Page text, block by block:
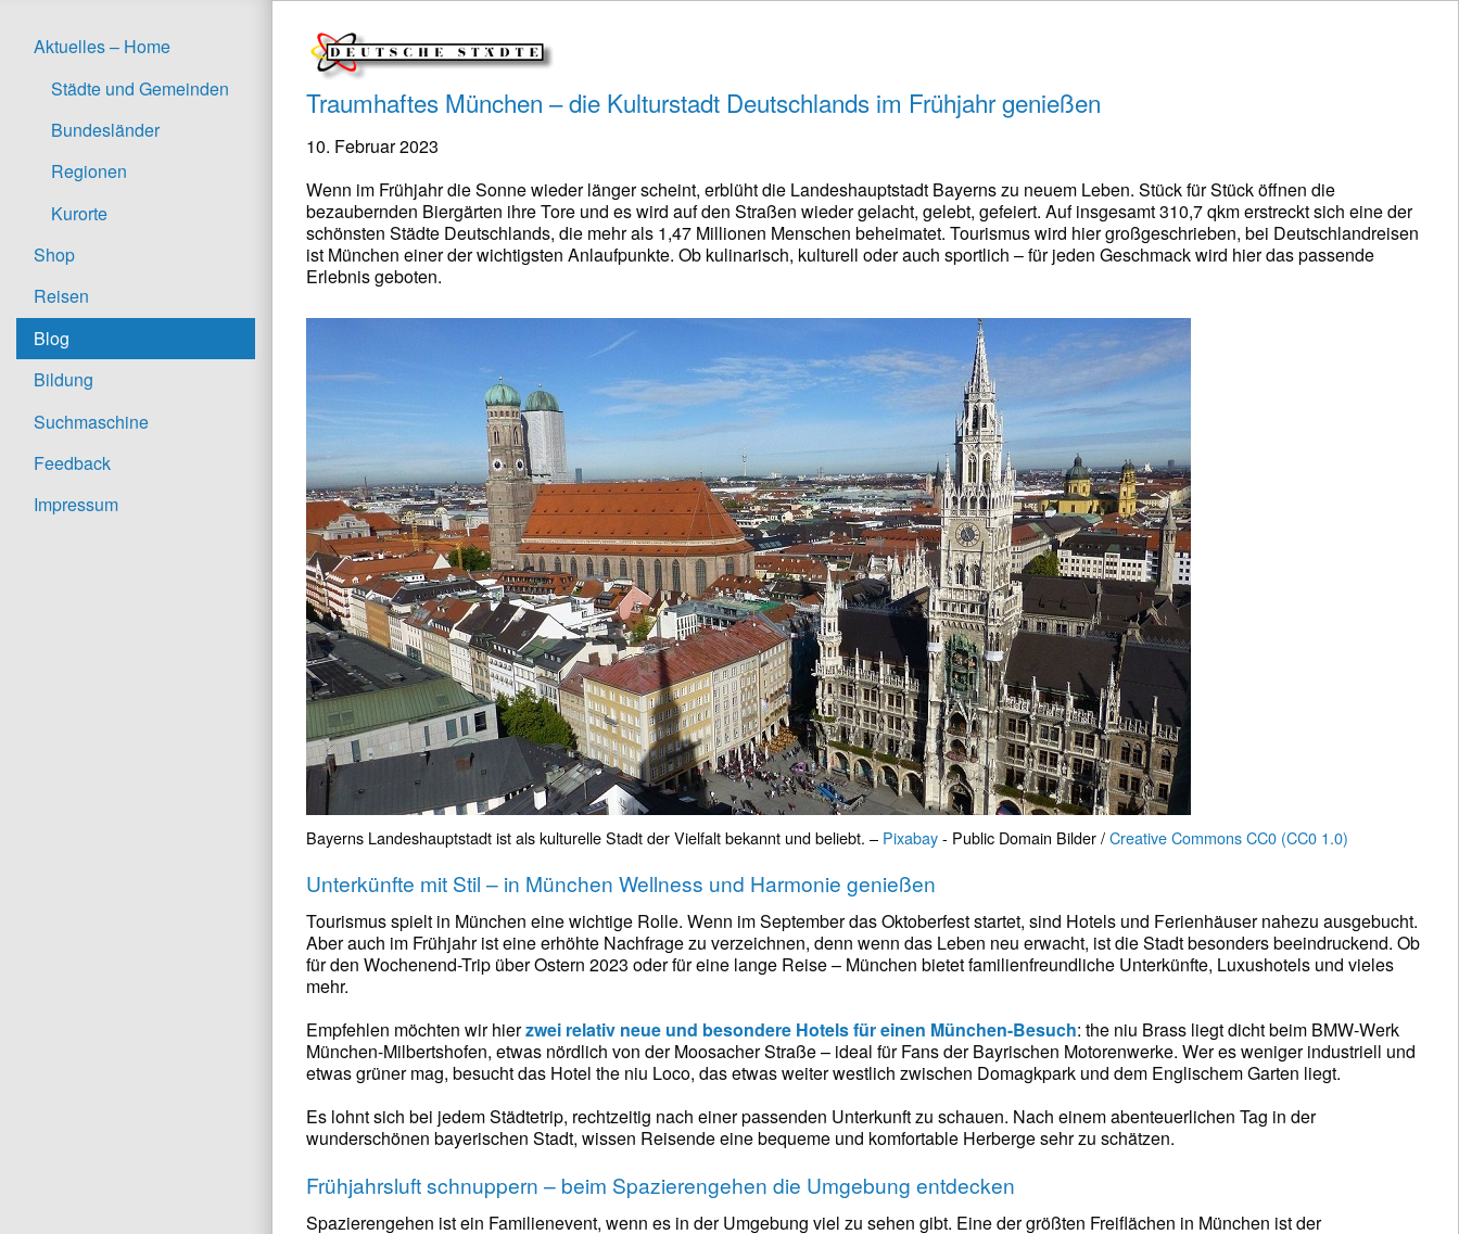
Aktuelles – Home
Städte und Gemeinden
Bundesländer
Regionen
Kurorte
Shop
Reisen
Blog
Bildung
Suchmaschine
Feedback
Impressum
Traumhaftes München – die Kulturstadt Deutschlands im Frühjahr genießen
10. Februar 2023
Wenn im Frühjahr die Sonne wieder länger scheint, erblüht die Landeshauptstadt Bayerns zu neuem Leben. Stück für Stück öffnen die
bezaubernden Biergärten ihre Tore und es wird auf den Straßen wieder gelacht, gelebt, gefeiert. Auf insgesamt 310,7 qkm erstreckt sich eine der
schönsten Städte Deutschlands, die mehr als 1,47 Millionen Menschen beheimatet. Tourismus wird hier großgeschrieben, bei Deutschlandreisen
ist München einer der wichtigsten Anlaufpunkte. Ob kulinarisch, kulturell oder auch sportlich – für jeden Geschmack wird hier das passende
Erlebnis geboten.
Bayerns Landeshauptstadt ist als kulturelle Stadt der Vielfalt bekannt und beliebt. – Pixabay- Public Domain Bilder /Creative Commons CC0 (CC0 1.0)
Unterkünfte mit Stil – in München Wellness und Harmonie genießen
Tourismus spielt in München eine wichtige Rolle. Wenn im September das Oktoberfest startet, sind Hotels und Ferienhäuser nahezu ausgebucht.
Aber auch im Frühjahr ist eine erhöhte Nachfrage zu verzeichnen, denn wenn das Leben neu erwacht, ist die Stadt besonders beeindruckend. Ob
für den Wochenend-Trip über Ostern 2023 oder für eine lange Reise – München bietet familienfreundliche Unterkünfte, Luxushotels und vieles
mehr.
Empfehlen möchten wir hierzwei relativ neue und besondere Hotels für einen München-Besuch: the niu Brass liegt dicht beim BMW-Werk
München-Milbertshofen, etwas nördlich von der Moosacher Straße – ideal für Fans der Bayrischen Motorenwerke. Wer es weniger industriell und
etwas grüner mag, besucht das Hotel the niu Loco, das etwas weiter westlich zwischen Domagkpark und dem Englischem Garten liegt.
Es lohnt sich bei jedem Städtetrip, rechtzeitig nach einer passenden Unterkunft zu schauen. Nach einem abenteuerlichen Tag in der
wunderschönen bayerischen Stadt, wissen Reisende eine bequeme und komfortable Herberge sehr zu schätzen.
Frühjahrsluft schnuppern – beim Spazierengehen die Umgebung entdecken
Spazierengehen ist ein Familienevent, wenn es in der Umgebung viel zu sehen gibt. Eine der größten Freiflächen in München ist der